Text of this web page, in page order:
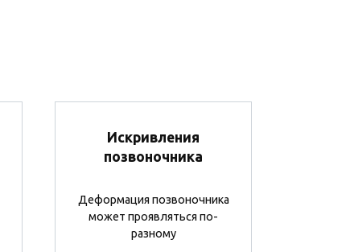
Искривления
позвоночника
Деформация позвоночника
может проявляться по-
разному